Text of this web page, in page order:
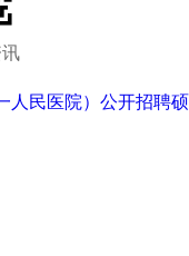
人民医院）公开招聘硕